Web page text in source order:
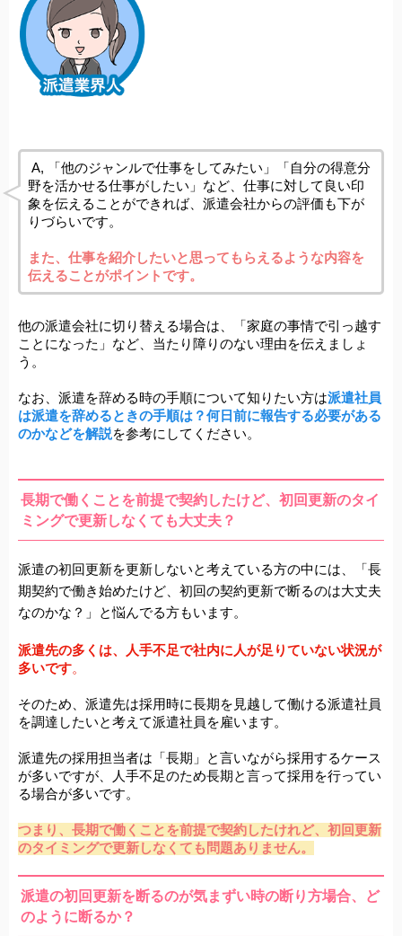
A,
「他のジャンルで仕事をしてみたい」「自分の得意分
野を活かせる仕事がしたい」など、仕事に対して良い印
象を伝えることができれば、派遣会社からの評価も下が
りづらいです。
また、仕事を紹介したいと思ってもらえるような内容を
伝えることがポイントです。
他の派遣会社に切り替える場合は、「家庭の事情で引っ越す
ことになった」など、当たり障りのない理由を伝えましょ
う。
なお、派遣を辞める時の手順について知りたい方は派遣社員
は派遣を辞めるときの手順は？何日前に報告する必要がある
のかなどを解説を参考にしてください。
長期で働くことを前提で契約したけど、初回更新のタイ
ミングで更新しなくても大丈夫？
派遣の初回更新を更新しないと考えている方の中には、「長
期契約で働き始めたけど、初回の契約更新で断るのは大丈夫
なのかな？」と悩んでる方もいます。
派遣先の多くは、人手不足で社内に人が足りていない状況が
多いです。
そのため、派遣先は採用時に長期を見越して働ける派遣社員
を調達したいと考えて派遣社員を雇います。
派遣先の採用担当者は「長期」と言いながら採用するケース
が多いですが、人手不足のため長期と言って採用を行ってい
る場合が多いです。
つまり、長期で働くことを前提で契約したけれど、初回更新
のタイミングで更新しなくても問題ありません。
派遣の初回更新を断るのが気まずい時の断り方場合、ど
のように断るか？